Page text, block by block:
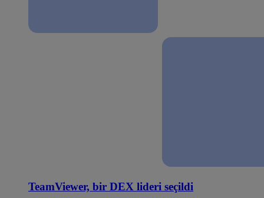
TeamViewer, bir DEX lideri seçildi